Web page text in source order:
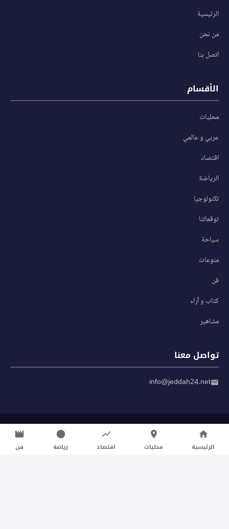
الرئيسية
من نحن
اتصل بنا
الأقسام
محليات
عربي و عالمي
اقتصاد
الرياضة
تكنولوجيا
توقعاتنا
سياحة
منوعات
فن
كتاب و آراء
مشاهير
تواصل معنا
info@jeddah24.net
سياسة الخصوصية
شروط الاستخدام
الرئيسية محليات اقتصاد رياضة فن